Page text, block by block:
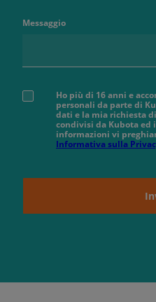
Messaggio
Ho più di 16 anni e
personali da parte di
dati e la mia richiesta
condivisi da Kubota ed
informazioni vi
Informativa sulla